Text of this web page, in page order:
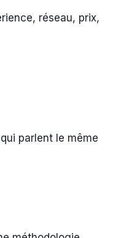
réseau, prix,
parlent le même